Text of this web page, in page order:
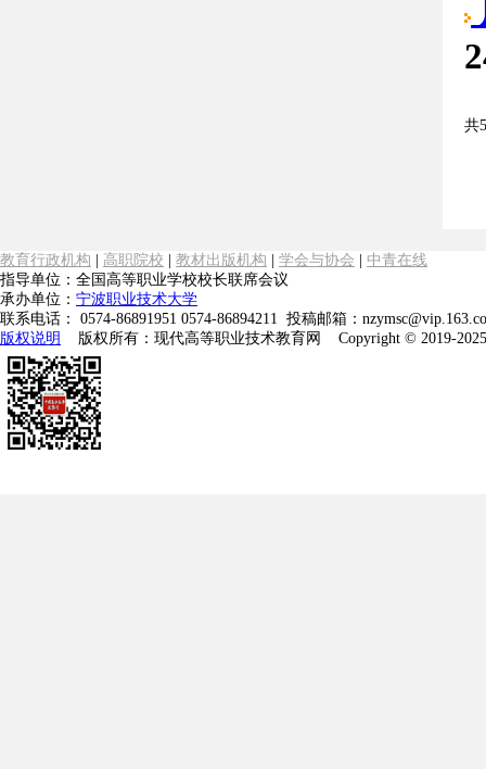
共
教育行政机构 高职院校 教材出版机构 学会与协会
中青在线
指导单位：全国高等职业学校校长联席会议
承办单位： 宁波职业技术大学
联系电话： 0574-86891951 0574-86894211 投稿邮箱：
版权说明
版权所有：现代高等职业技术教育网 Copyright © 2019-2025